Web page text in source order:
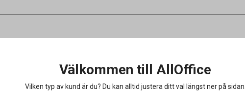
Välkommen till AllOffice
Vilken typ av kund är du? Du kan alltid justera ditt val längst ner på